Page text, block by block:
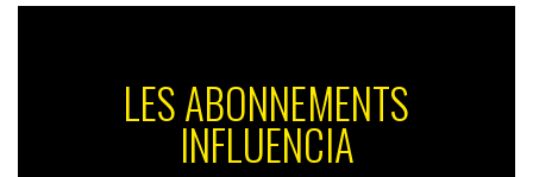
LES ABONNEMENTS
INFLUENCIA